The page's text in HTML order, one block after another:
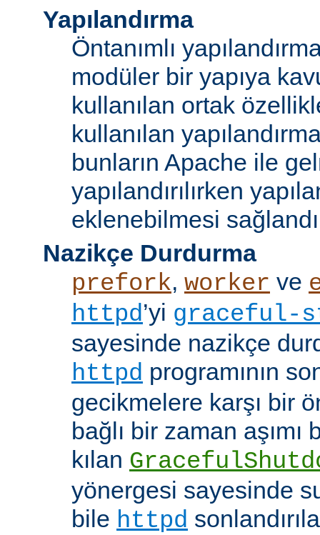
Yapılandırma
Öntanımlı
modüler bir yapıya
kullanılan ortak
kullanılan
bunların Apache ile
yapılandırılırken
eklenebilmesi
Nazikçe Durdurma
prefork, worker ve
httpd’yi graceful-
sayesinde nazikçe
httpd programının
gecikmelere karşı bir
bağlı bir zaman
kılan
yönergesi sayesinde
bile httpd